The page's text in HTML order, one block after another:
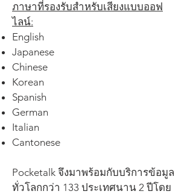
ภาษาที่รองรับสำหรับเสียงแบบออฟ
ไลน์:
English
Japanese
Chinese
Korean
Spanish
German
Italian
Cantonese
Pocketalk จึงมาพร้อมกับบริการข้อมูล
ทั่วโลกกว่า 133 ประเทศนาน 2 ปีโดย